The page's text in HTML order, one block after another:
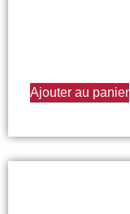
Ajouter au panier